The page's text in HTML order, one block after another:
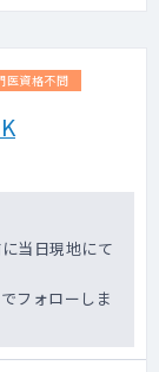
医資格不問
当日現地にて
フォローしま